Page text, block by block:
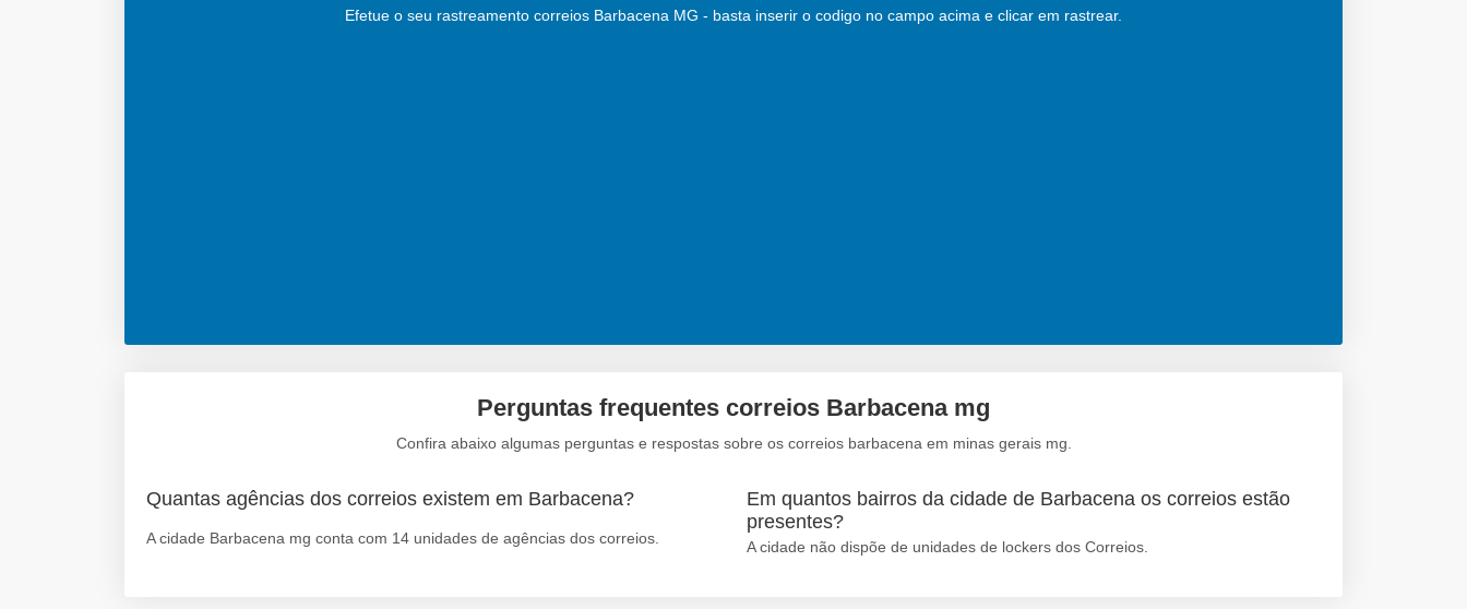
Efetue o seu rastreamento correios Barbacena MG - basta inserir o codigo no campo acima e clicar em rastrear.
Perguntas frequentes correios Barbacena mg
Confira abaixo algumas perguntas e respostas sobre os correios barbacena em minas gerais mg.
Quantas agências dos correios existem em Barbacena?
A cidade Barbacena mg conta com 14 unidades de agências dos correios.
Em quantos bairros da cidade de Barbacena os correios estão
presentes?
A cidade não dispõe de unidades de lockers dos Correios.